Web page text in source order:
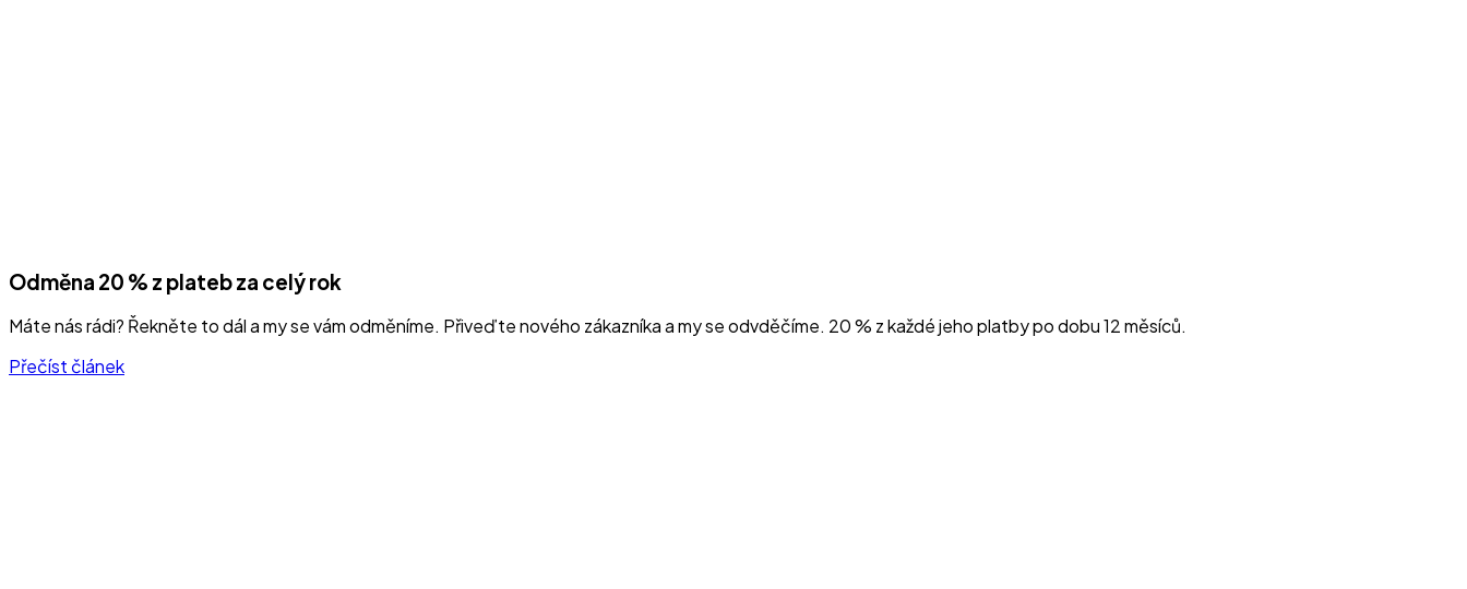
Odměna 20 % z plateb za celý rok
Máte nás rádi? Řekněte to dál a my se vám odměníme. Přiveďte nového zákazníka a my se odvděčíme. 20 % z každé jeho platby po dobu 12 měsíců.
Přečíst článek